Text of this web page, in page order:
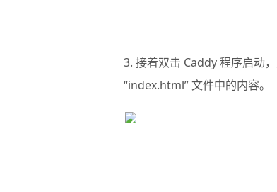
3. 接着双击 Caddy 程序启动
“index.html” 文件中的内容。